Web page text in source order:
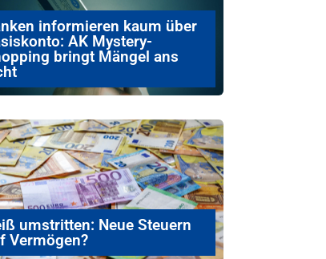
informieren kaum über
AK Mystery-
bringt Mängel ans
umstritten: Neue Steuern
Vermögen?